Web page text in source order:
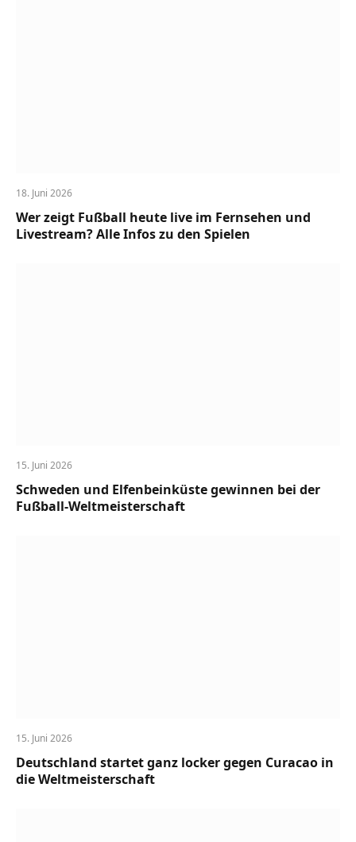
18. Juni 2026
Wer zeigt Fußball heute live im Fernsehen und
Livestream? Alle Infos zu den Spielen
15. Juni 2026
Schweden und Elfenbeinküste gewinnen bei der
Fußball-Weltmeisterschaft
15. Juni 2026
Deutschland startet ganz locker gegen Curacao in
die Weltmeisterschaft